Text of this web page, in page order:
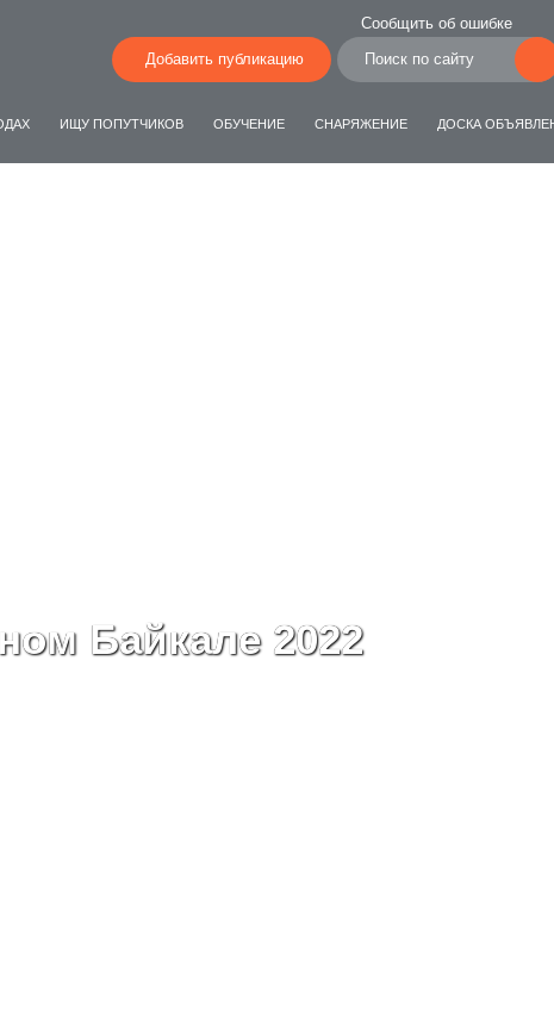
ИЩУ ПОПУТЧИКОВ ОБУЧЕНИЕ СНАРЯЖЕНИЕ ДОСКА
Добавить публикацию
Сообщить об ошибке
Байкале 2022